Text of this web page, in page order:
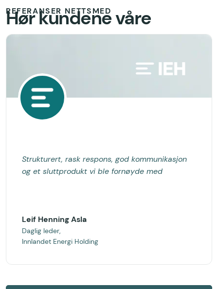
REFERANSER NETTSMED
Hør kundene våre
Strukturert, rask respons, god kommunikasjon
og et sluttprodukt vi ble fornøyde med
Leif Henning Asla
Daglig leder,
Innlandet Energi Holding